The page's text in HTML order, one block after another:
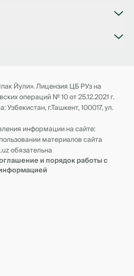
Йули». Лицензия ЦБ РУз на
операций № 10 от 25.12.2021 г.
Узбекистан, г.Ташкент, 100017, ул.
информации на сайте:
материалов сайта
обязательна
и порядок работы с